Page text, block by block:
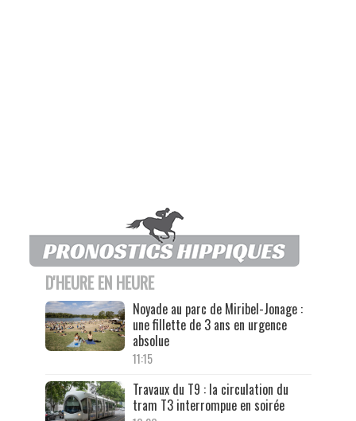
D'HEURE EN HEURE
Noyade au parc de Miribel-Jonage :
une fillette de 3 ans en urgence
absolue
11:15
Travaux du T9 : la circulation du
tram T3 interrompue en soirée